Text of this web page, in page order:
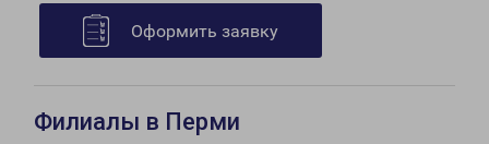
Оформить заявку
Филиалы в Перми